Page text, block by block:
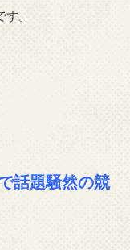
。
話題騒然の競